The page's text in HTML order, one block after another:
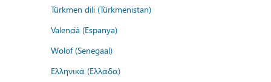
Türkmen dili (Türkmenistan)
Valencià (Espanya)
Wolof (Senegaal)
Ελληνικά (Ελλάδα)